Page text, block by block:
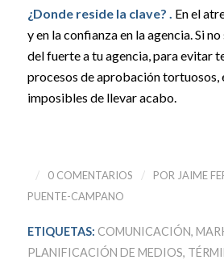
¿Donde reside la clave? .
En el
y en la confianza en la agencia. Si
del fuerte a tu agencia, para evitar
procesos de aprobación tortuosos,
imposibles de llevar acabo.
/ 0 COMENTARIOS / POR JAIME
PUENTE-CAMPANO
ETIQUETAS: COMUNICACIÓN,
PLANIFICACIÓN DE MEDIOS,